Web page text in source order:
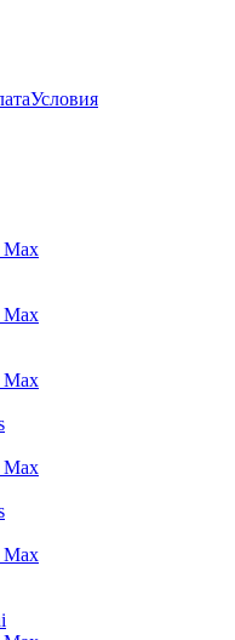
Условия
Max
Max
Max
Max
Max